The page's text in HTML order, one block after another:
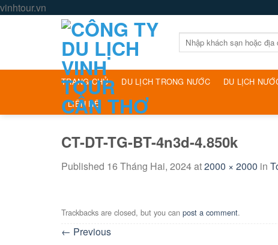
vinhtour.vn
content
Tìm
kiếm:
TRANG CHỦ DU LỊCH TRONG NƯỚC DU LỊCH
LIÊN HỆ
CT-DT-TG-BT-4n3d-4.850k
Published 16 Tháng Hai, 2024at2000 × 2000 in
Trackbacks are closed, but you can post a comment.
← Previous